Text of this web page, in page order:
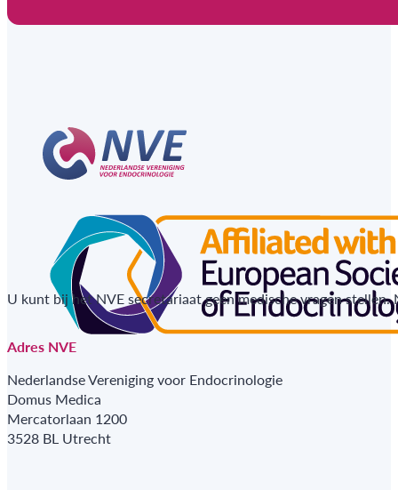
U kunt bij het NVE secretariaat geen medische vragen
Adres NVE
Nederlandse Vereniging voor Endocrinologie
Domus Medica
Mercatorlaan 1200
3528 BL Utrecht